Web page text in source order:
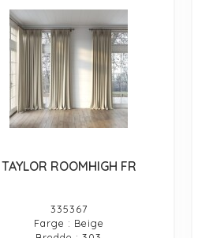
TAYLOR ROOMHIGH FR
335367
Farge : Beige